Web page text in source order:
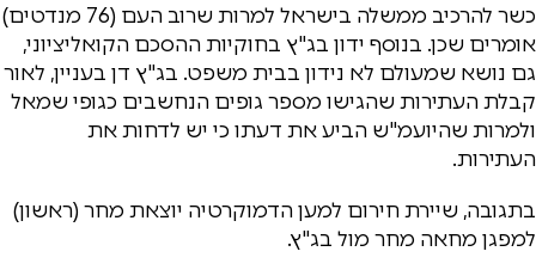
כשר להרכיב ממשלה בישראל למרות שרוב העם (76 מנדטים)
אומרים שכן. בנוסף ידון בג"ץ בחוקיות ההסכם הקואליציוני,
גם נושא שמעולם לא נידון בבית משפט. בג"ץ דן בעניין, לאור
קבלת העתירות שהגישו מספר גופים הנחשבים כגופי שמאל
ולמרות שהיועמ"ש הביע את דעתו כי יש לדחות את
העתירות.
בתגובה, שיירת חירום למען הדמוקרטיה יוצאת מחר (ראשון)
למפגן מחאה מחר מול בג"ץ.